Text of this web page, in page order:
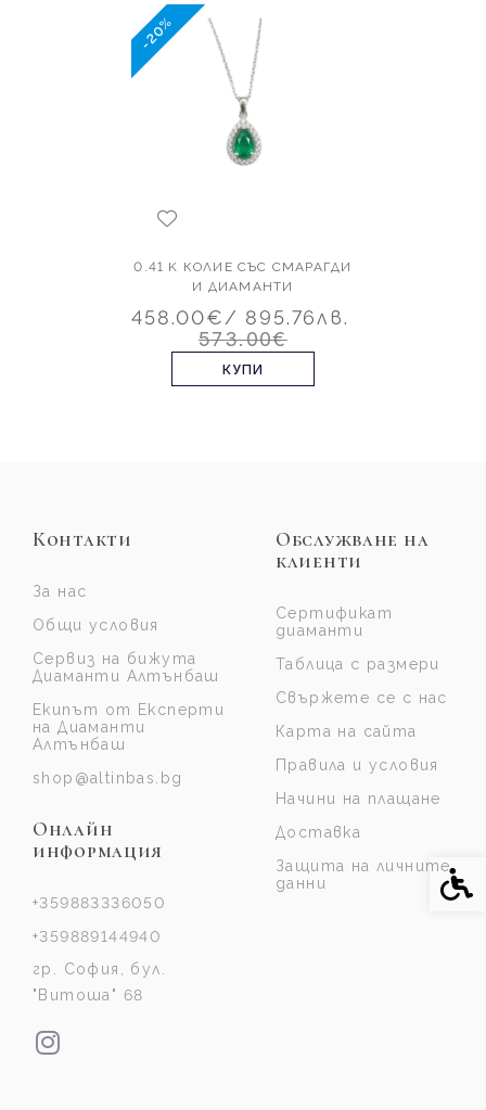
-20%
0.41 K КОЛИЕ СЪС СМАРАГДИ
И ДИАМАНТИ
458.00€/ 895.76лв.
573.00€
КУПИ
Контакти
За нас
Общи условия
Сервиз на бижута
Диаманти Алтънбаш
Екипът от Експерти
на Диаманти
Алтънбаш
shop@altinbas.bg
Онлайн
информация
+359883336050
+359889144940
гр. София, бул.
"Витоша" 68
Обслужване на
клиенти
Сертификат
диаманти
Таблица с размери
Свържете се с нас
Карта на сайта
Правила и условия
Начини на плащане
Доставка
Защита на личните
данни